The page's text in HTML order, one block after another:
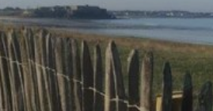
CLÔTURE CHÂTAIGNIER